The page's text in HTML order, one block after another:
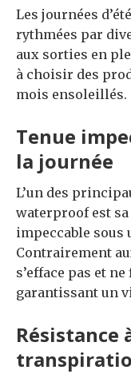
Les journées
rythmées par
aux sorties en
à choisir des
mois ensoleillés.
Tenue
la journée
L’un des
waterproof est
impeccable sous
Contrairement
s’efface pas et
garantissant un
Résistance